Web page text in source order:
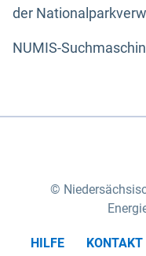
der
NUMIS-
HILFE KONTAKT